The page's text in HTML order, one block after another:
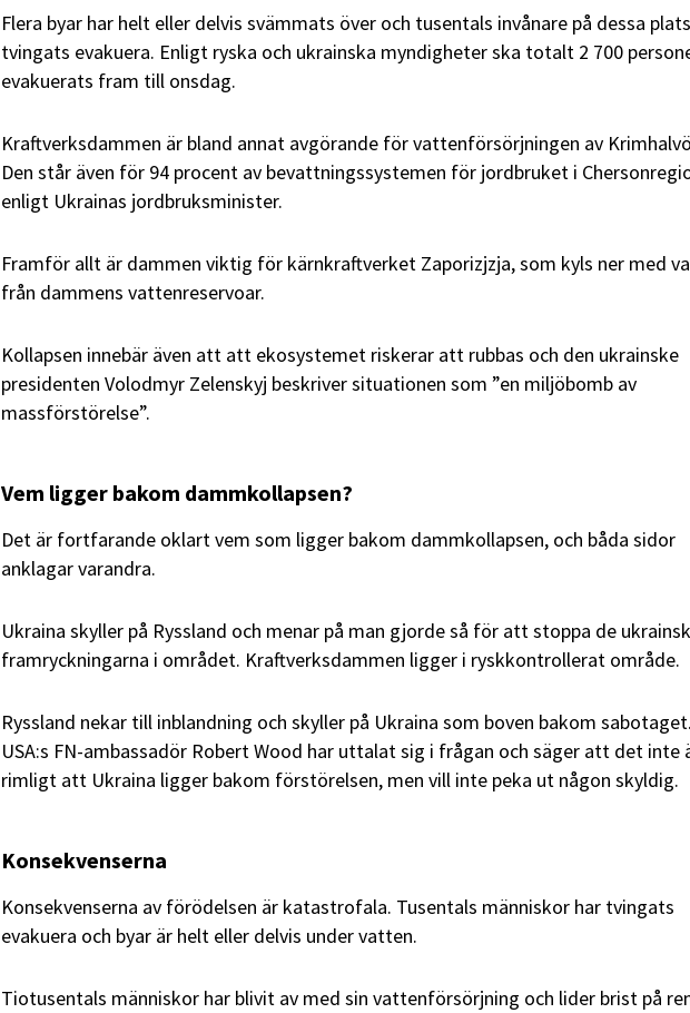
Flera byar har helt eller delvis svämmats över och tusentals invånare på dessa
tvingats evakuera. Enligt ryska och ukrainska myndigheter ska totalt 2 700
evakuerats fram till onsdag.
Kraftverksdammen är bland annat avgörande för vattenförsörjningen av
Den står även för 94 procent av bevattningssystemen för jordbruket i
enligt Ukrainas jordbruksminister.
Framför allt är dammen viktig för kärnkraftverket Zaporizjzja, som kyls ner med
från dammens vattenreservoar.
Kollapsen innebär även att att ekosystemet riskerar att rubbas och den ukrainske
presidenten Volodmyr Zelenskyj beskriver situationen som ”en miljöbomb av
massförstörelse”.
Vem ligger bakom dammkollapsen?
Det är fortfarande oklart vem som ligger bakom dammkollapsen, och båda sidor
anklagar varandra.
Ukraina skyller på Ryssland och menar på man gjorde så för att stoppa de
framryckningarna i området. Kraftverksdammen ligger i ryskkontrollerat område.
Ryssland nekar till inblandning och skyller på Ukraina som boven bakom sabotaget.
USA:s FN-ambassadör Robert Wood har uttalat sig i frågan och säger att det inte
rimligt att Ukraina ligger bakom förstörelsen, men vill inte peka ut någon skyldig.
Konsekvenserna
Konsekvenserna av förödelsen är katastrofala. Tusentals människor har tvingats
evakuera och byar är helt eller delvis under vatten.
Tiotusentals människor har blivit av med sin vattenförsörjning och lider brist på